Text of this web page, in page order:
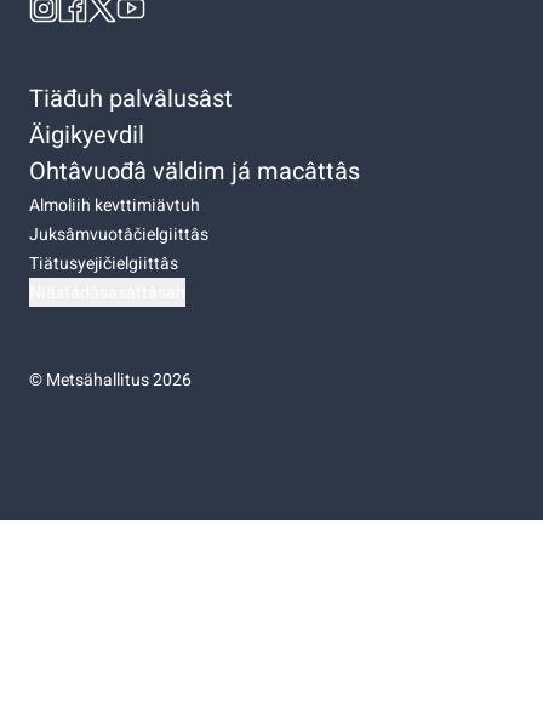
Tiäđuh palvâlusâst
Äigikyevdil
Ohtâvuođâ väldim já macâttâs
Almoliih kevttimiävtuh
Juksâmvuotâčielgiittâs
Tiätusyejičielgiittâs
©Metsähallitus 2026